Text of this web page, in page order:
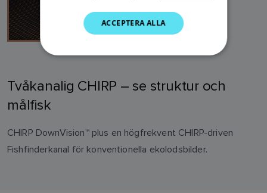
Tvåkanalig CHIRP – se struktur och
målfisk
CHIRP DownVision™ plus en högfrekvent CHIRP-driven
Fishfinderkanal för konventionella ekolodsbilder.
DUTCH
FINNISH
ACCEPTERA ALLA